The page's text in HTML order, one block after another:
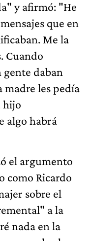
y afirmó: "He
que en
Me la
Cuando
daban
madre les pedía
hijo
algo habrá
el argumento
como Ricardo
sobre el
a la
nada en la